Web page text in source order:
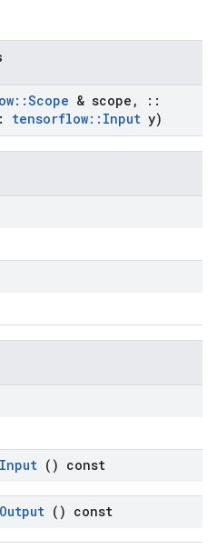
::Scope & scope ,
::
tensorflow:: Input y)
Input () const
Output () const